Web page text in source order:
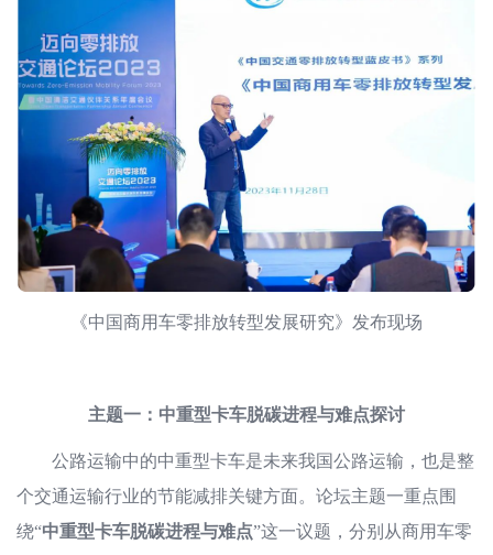
《中国商用车零排放转型发展研究》发布现场
主题一：中重型卡车脱碳进程与难点探讨
公路运输中的中重型卡车是未来我国公路运输，也是整
个交通运输行业的节能减排关键方面。论坛主题一重点围
绕“中重型卡车脱碳进程与难点”这一议题，分别从商用车零